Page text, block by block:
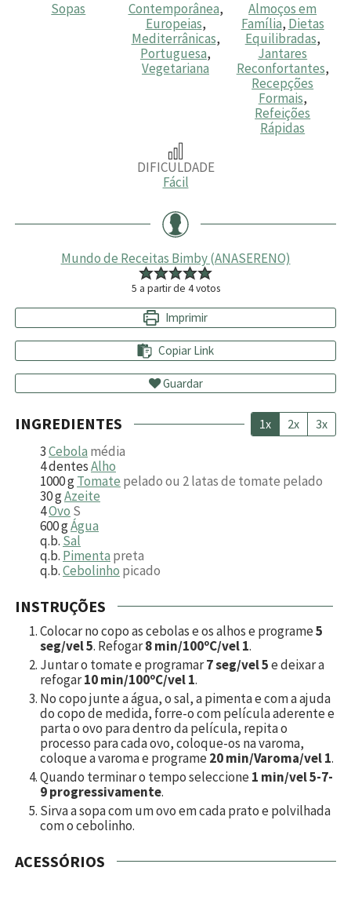
Sopas
Contemporânea,
Europeias,
Mediterrânicas,
Portuguesa,
Vegetariana
Almoços em
Família, Dietas
Equilibradas,
Jantares
Reconfortantes,
Recepções
Formais,
Refeições
Rápidas
DIFICULDADE
Fácil
Mundo de Receitas Bimby (ANASERENO)
5 a partir de 4votos
Imprimir
Copiar Link
Guardar
INGREDIENTES 1x 2x 3x
3Cebola média
4dentesAlho
1000gTomate pelado ou 2 latas de tomate pelado
30gAzeite
4Ovo S
600gÁgua
q.b. Sal
q.b. Pimenta preta
q.b.Cebolinho picado
INSTRUÇÕES
Colocar no copo as cebolas e os alhos e programe5
seg/vel 5. Refogar8 min/100ºC/vel 1.
Juntar o tomate e programar7 seg/vel 5e deixar a
refogar10 min/100ºC/vel 1.
No copo junte a água, o sal, a pimenta e com a ajuda
do copo de medida, forre-o com película aderente e
parta o ovo para dentro da película, repita o
processo para cada ovo, coloque-os na varoma,
coloque a varoma e programe20 min/Varoma/vel 1.
Quando terminar o tempo seleccione1 min/vel 5-7-
9 progressivamente.
Sirva a sopa com um ovo em cada prato e polvilhada
com o cebolinho.
ACESSÓRIOS